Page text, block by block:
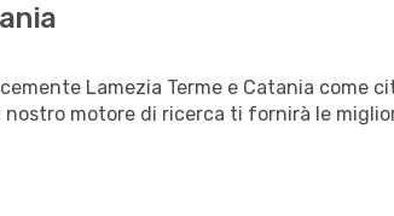
Lamezia Terme e Catania come
motore di ricerca ti fornirà le